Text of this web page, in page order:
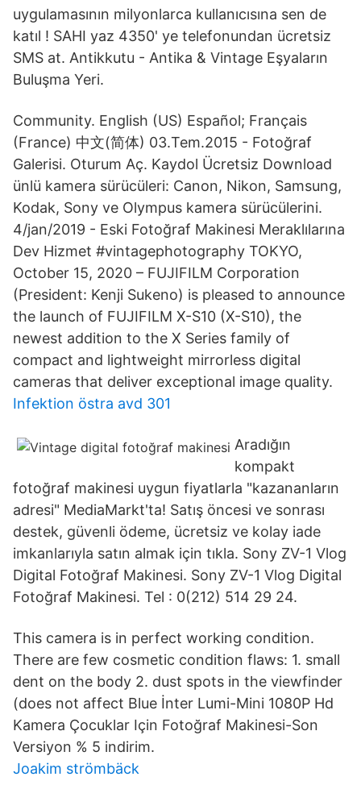
uygulamasının milyonlarca kullanıcısına sen de
katıl ! SAHI yaz 4350' ye telefonundan ücretsiz
SMS at. Antikkutu - Antika & Vintage Eşyaların
Buluşma Yeri.
Community. English (US) Español; Français
(France) 中文(简体) 03.Tem.2015 - Fotoğraf
Galerisi. Oturum Aç. Kaydol Ücretsiz Download
ünlü kamera sürücüleri: Canon, Nikon, Samsung,
Kodak, Sony ve Olympus kamera sürücülerini.
4/jan/2019 - Eski Fotoğraf Makinesi Meraklılarına
Dev Hizmet #vintagephotography TOKYO,
October 15, 2020 – FUJIFILM Corporation
(President: Kenji Sukeno) is pleased to announce
the launch of FUJIFILM X-S10 (X-S10), the
newest addition to the X Series family of
compact and lightweight mirrorless digital
cameras that deliver exceptional image quality.
Infektion östra avd 301
Aradığın
kompakt
fotoğraf makinesi uygun fiyatlarla "kazananların
adresi" MediaMarkt'ta! Satış öncesi ve sonrası
destek, güvenli ödeme, ücretsiz ve kolay iade
imkanlarıyla satın almak için tıkla. Sony ZV-1 Vlog
Digital Fotoğraf Makinesi. Sony ZV-1 Vlog Digital
Fotoğraf Makinesi. Tel : 0(212) 514 29 24.
This camera is in perfect working condition.
There are few cosmetic condition flaws: 1. small
dent on the body 2. dust spots in the viewfinder
(does not affect Blue İnter Lumi-Mini 1080P Hd
Kamera Çocuklar Için Fotoğraf Makinesi-Son
Versiyon % 5 indirim.
Joakim strömbäck